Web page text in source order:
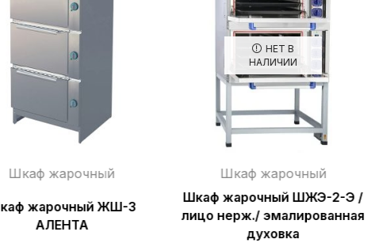
Шкаф жарочный
жарочный ЖШ-3
АЛЕНТА
НЕТ В
НАЛИЧИИ
Шкаф жарочный
Шкаф жарочный ШЖЭ-2-Э /
лицо нерж./ эмалированная
духовка